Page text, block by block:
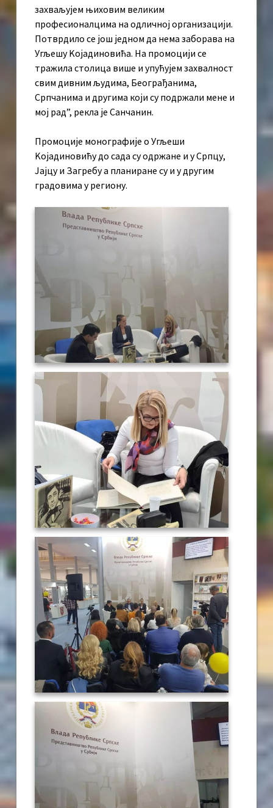
захваљујем њиховим великим
професионалцима на одличној организацији.
Потврдило се још једном да нема заборава на
Угљешу Kојадиновића. На промоцији се
тражила столица више и упућујем захвалност
свим дивним људима, Београђанима,
Српчанима и другима који су подржали мене и
мој рад”, рекла је Санчанин.
Промоције монографије о Угљеши
Kојадиновићу до сада су одржане и у Српцу,
Јајцу и Загребу а планиране су и у другим
градовима у региону.